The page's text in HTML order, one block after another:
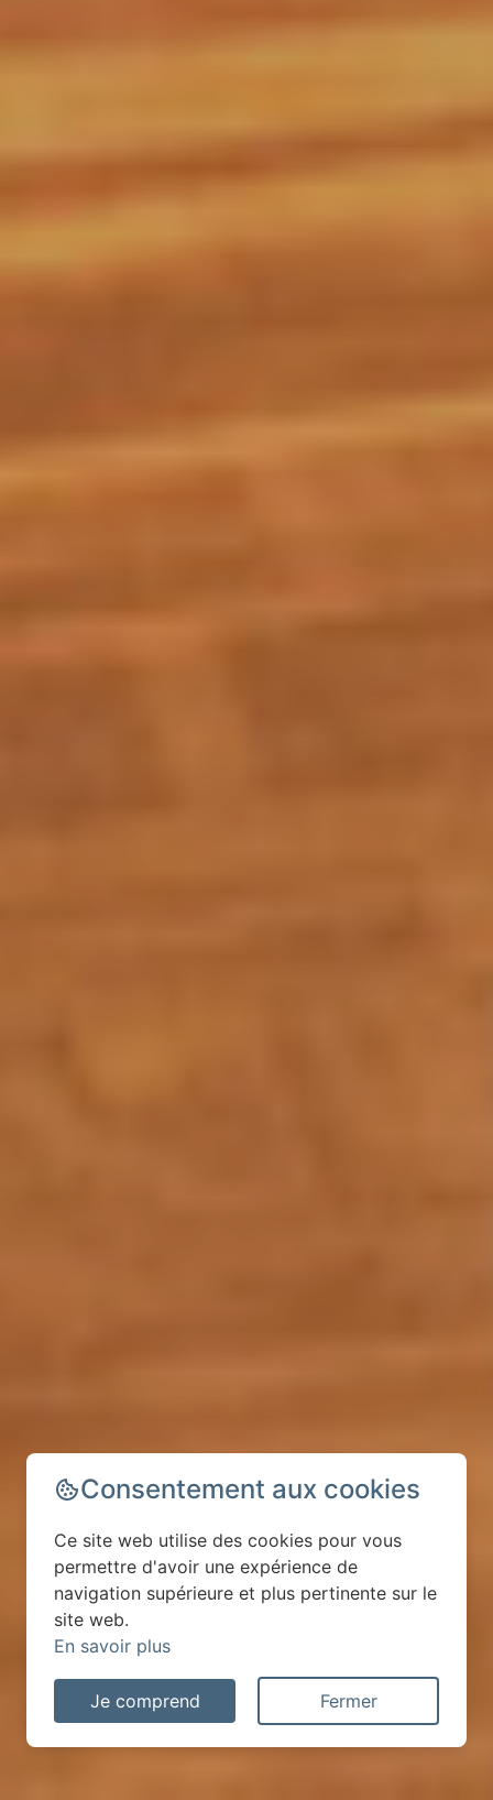
Consentement aux cookies
Ce site web utilise des cookies pour vous
permettre d'avoir une expérience de
navigation supérieure et plus pertinente sur le
site web.
En savoir plus
Je comprend Fermer